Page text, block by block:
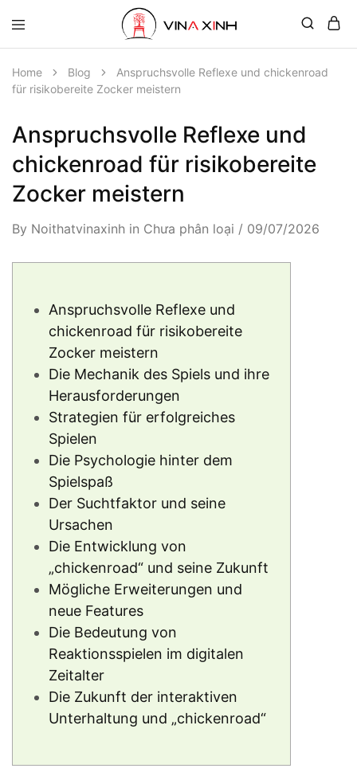
Home Blog
Anspruchsvolle Reflexe und chickenroad
für risikobereite Zocker meistern
Anspruchsvolle Reflexe und
chickenroad für risikobereite
Zocker meistern
By Noithatvinaxinh in Chưa phân loại 09/07/2026
Anspruchsvolle Reflexe und
chickenroad für risikobereite
Zocker meistern
Die Mechanik des Spiels und ihre
Herausforderungen
Strategien für erfolgreiches
Spielen
Die Psychologie hinter dem
Spielspaß
Der Suchtfaktor und seine
Ursachen
Die Entwicklung von
„chickenroad“ und seine Zukunft
Mögliche Erweiterungen und
neue Features
Die Bedeutung von
Reaktionsspielen im digitalen
Zeitalter
Die Zukunft der interaktiven
Unterhaltung und „chickenroad“